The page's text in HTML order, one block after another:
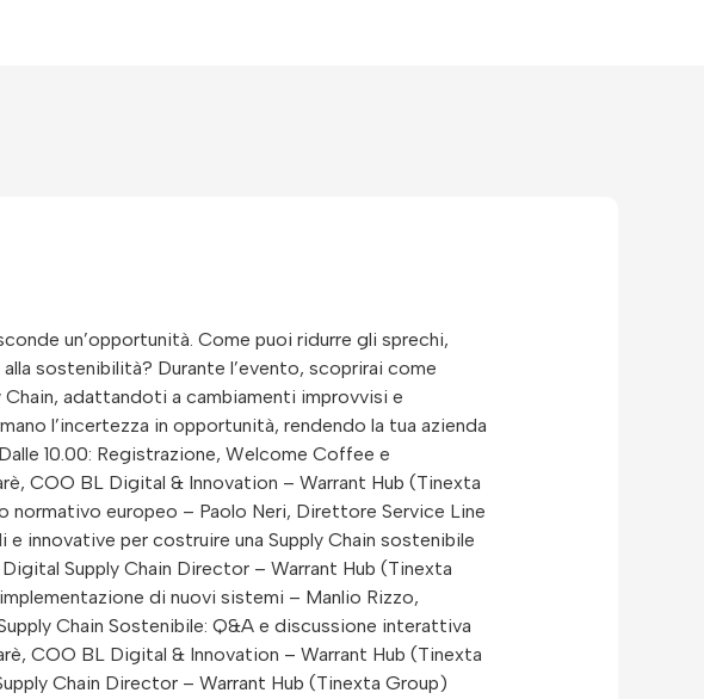
un’opportunità. Come puoi ridurre gli sprechi,
sostenibilità? Durante l’evento, scoprirai come
adattandoti a cambiamenti improvvisi e
l’incertezza in opportunità, rendendo la tua azienda
10.00: Registrazione, Welcome Coffee e
COO BL Digital & Innovation – Warrant Hub (Tinexta
normativo europeo – Paolo Neri, Direttore Service Line
e innovative per costruire una Supply Chain sostenibile
Supply Chain Director – Warrant Hub (Tinexta
di nuovi sistemi – Manlio Rizzo,
Chain Sostenibile: Q&A e discussione interattiva
COO BL Digital & Innovation – Warrant Hub (Tinexta
Chain Director – Warrant Hub (Tinexta Group)